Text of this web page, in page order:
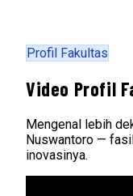
Profil Fakultas
Video Profil
Mengenal lebih
Nuswantoro —
inovasinya.